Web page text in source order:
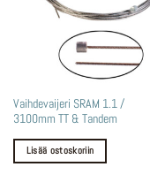
Vaihdevaijeri SRAM 1.1 /
3100mm TT & Tandem
Lisää ostoskoriin